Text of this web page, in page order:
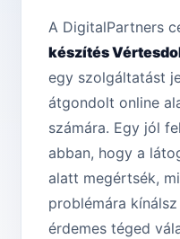
A DigitalPartners
készítés
egy szolgáltatást
átgondolt online
számára. Egy jól
abban, hogy a
alatt megértsék,
problémára
érdemes téged